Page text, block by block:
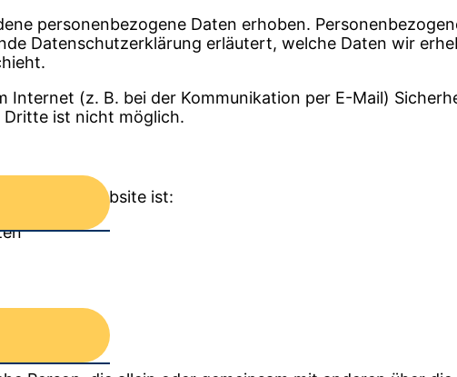
personenbezogene Daten erhoben.
Datenschutzerklärung erläutert, welche Daten wir
(z. B. bei der Kommunikation per E-Mail)
ist nicht möglich.
dieser Website ist: